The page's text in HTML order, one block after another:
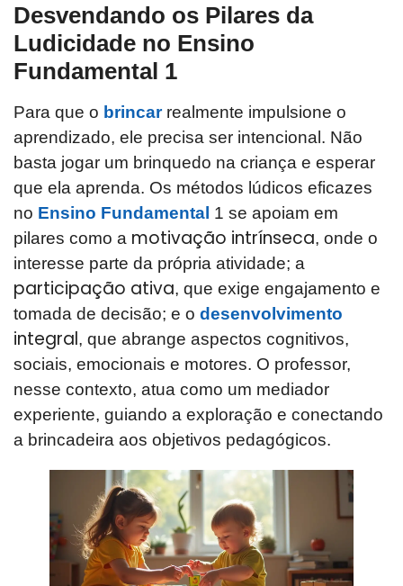
Desvendando os Pilares da
Ludicidade no Ensino
Fundamental 1
Para que o brincarrealmente impulsione o
aprendizado, ele precisa ser intencional. Não
basta jogar um brinquedo na criança e esperar
que ela aprenda. Os métodos lúdicos eficazes
no Ensino Fundamental 1 se apoiam em
pilares como a motivação intrínseca, onde o
interesse parte da própria atividade; a
participação ativa, que exige engajamento e
tomada de decisão; e o desenvolvimento
integral, que abrange aspectos cognitivos,
sociais, emocionais e motores. O professor,
nesse contexto, atua como um mediador
experiente, guiando a exploração e conectando
a brincadeira aos objetivos pedagógicos.